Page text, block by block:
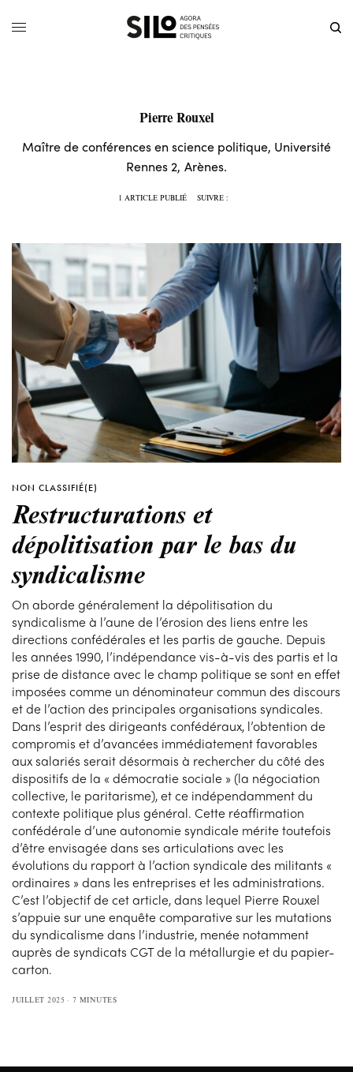
Pierre Rouxel
Maître de conférences en science politique, Université
Rennes 2, Arènes.
1 ARTICLE PUBLIÉ SUIVRE :
NON CLASSIFIÉ(E)
Restructurations et
dépolitisation par le bas du
syndicalisme
On aborde généralement la dépolitisation du
syndicalisme à l’aune de l’érosion des liens entre les
directions confédérales et les partis de gauche. Depuis
les années 1990, l’indépendance vis-à-vis des partis et la
prise de distance avec le champ politique se sont en effet
imposées comme un dénominateur commun des discours
et de l’action des principales organisations syndicales.
Dans l’esprit des dirigeants confédéraux, l’obtention de
compromis et d’avancées immédiatement favorables
aux salariés serait désormais à rechercher du côté des
dispositifs de la « démocratie sociale » (la négociation
collective, le paritarisme), et ce indépendamment du
contexte politique plus général. Cette réaffirmation
confédérale d’une autonomie syndicale mérite toutefois
d’être envisagée dans ses articulations avec les
évolutions du rapport à l’action syndicale des militants «
ordinaires » dans les entreprises et les administrations.
C’est l’objectif de cet article, dans lequel Pierre Rouxel
s’appuie sur une enquête comparative sur les mutations
du syndicalisme dans l’industrie, menée notamment
auprès de syndicats CGT de la métallurgie et du papier-
carton.
JUILLET 2025 7 MINUTES